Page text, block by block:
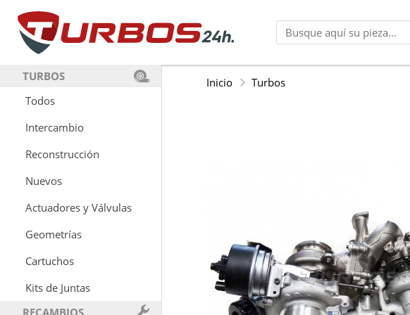
TURBOS
Todos
Intercambio
Reconstrucción
Nuevos
Actuadores y Válvulas
Geometrías
Cartuchos
Kits de Juntas
RECAMBIOS
Inicio Turbos